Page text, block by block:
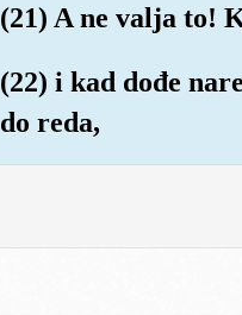
(21) A ne valja to!
(22) i kad dođe
do reda,